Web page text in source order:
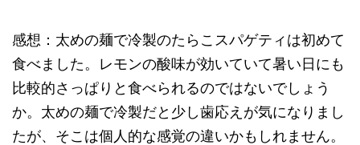
感想：太めの麺で冷製のたらこスパゲティは初めて
食べました。レモンの酸味が効いていて暑い日にも
比較的さっぱりと食べられるのではないでしょう
か。太めの麺で冷製だと少し歯応えが気になりまし
たが、そこは個人的な感覚の違いかもしれません。